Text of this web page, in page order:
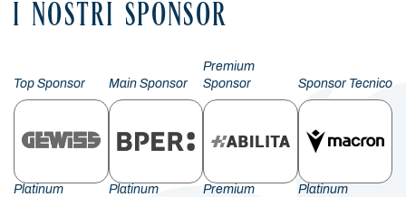
I NOSTRI SPONSOR
Top Sponsor Main Sponsor
Premium
Sponsor
Sponsor Tecnico
Platinum
Platinum
Premium
Platinum